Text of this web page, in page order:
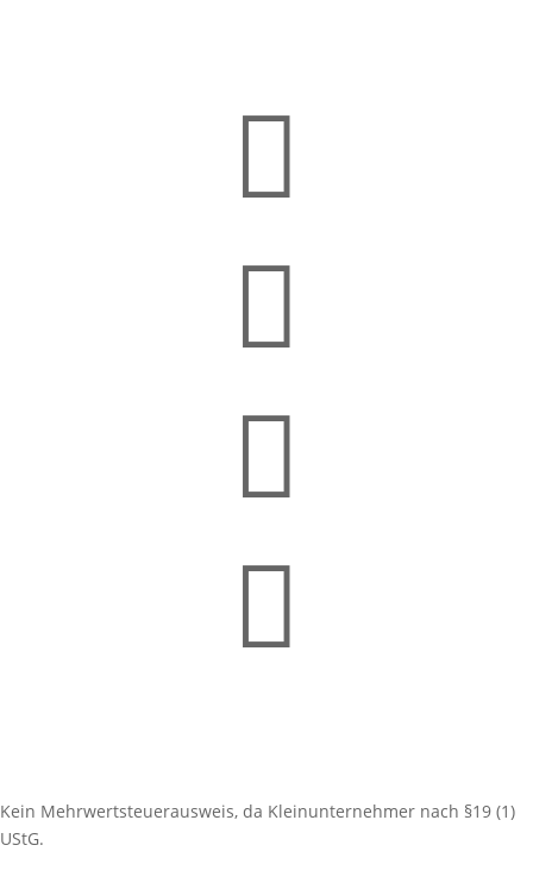




Kein Mehrwertsteuerausweis, da Kleinunternehmer nach §19 (1)
UStG.